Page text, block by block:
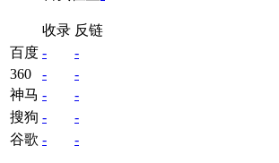
收录 反链
百度 -
-
360
-
-
神马 -
-
搜狗 -
-
谷歌 - -